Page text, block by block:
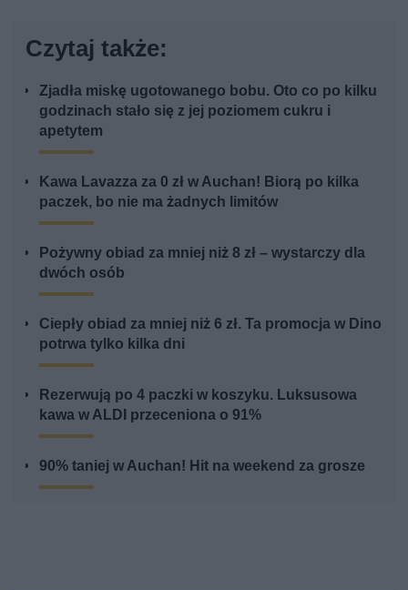
Czytaj także:
Zjadła miskę ugotowanego bobu. Oto co po kilku
godzinach stało się z jej poziomem cukru i
apetytem
Kawa Lavazza za 0 zł w Auchan! Biorą po kilka
paczek, bo nie ma żadnych limitów
Pożywny obiad za mniej niż 8 zł – wystarczy dla
dwóch osób
Ciepły obiad za mniej niż 6 zł. Ta promocja w Dino
potrwa tylko kilka dni
Rezerwują po 4 paczki w koszyku. Luksusowa
kawa w ALDI przeceniona o 91%
90% taniej w Auchan! Hit na weekend za grosze